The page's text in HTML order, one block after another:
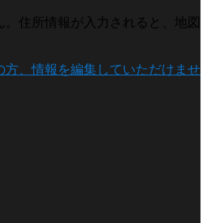
住所情報が入力されると、地図
方、情報を編集していただけませ